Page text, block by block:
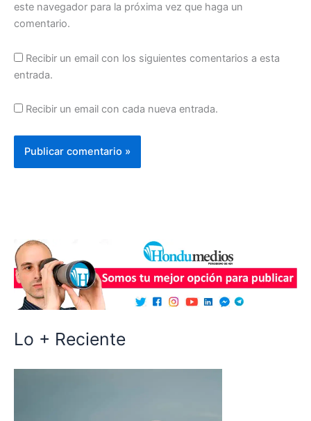
este navegador para la próxima vez que haga un
comentario.
Recibir un email con los siguientes comentarios a esta
entrada.
Recibir un email con cada nueva entrada.
Lo + Reciente